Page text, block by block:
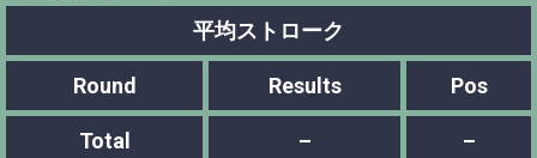
平均ストローク
Round Results Pos
Total – –